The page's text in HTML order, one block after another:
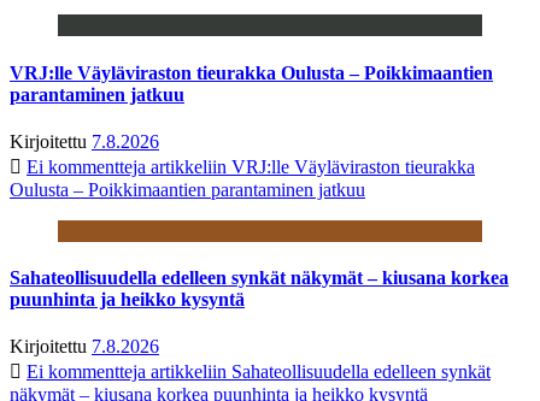
VRJ:lle Väyläviraston tieurakka Oulusta – Poikkimaantien
parantaminen jatkuu
Kirjoitettu 7.8.2026
Ei kommentteja artikkeliin VRJ:lle Väyläviraston tieurakka
Oulusta – Poikkimaantien parantaminen jatkuu
Sahateollisuudella edelleen synkät näkymät – kiusana korkea
puunhinta ja heikko kysyntä
Kirjoitettu 7.8.2026
Ei kommentteja artikkeliin Sahateollisuudella edelleen synkät
näkymät – kiusana korkea puunhinta ja heikko kysyntä